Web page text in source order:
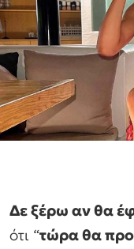
Δε ξέρω αν θα
ότι “τώρα θα